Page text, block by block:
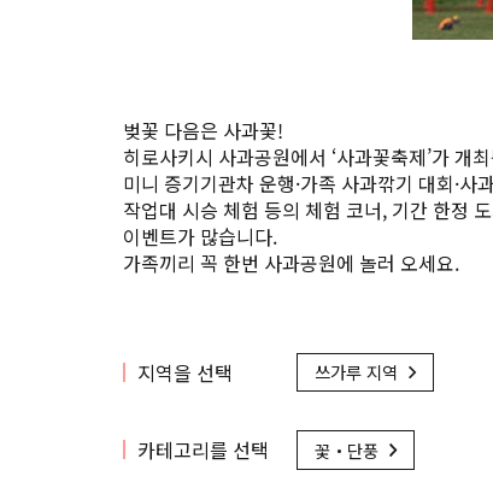
벚꽃 다음은 사과꽃!
히로사키시 사과공원에서 ‘사과꽃축제’가 개
미니 증기기관차 운행·가족 사과깎기 대회·
작업대 시승 체험 등의 체험 코너, 기간 한정
이벤트가 많습니다.
가족끼리 꼭 한번 사과공원에 놀러 오세요.
지역을 선택 쓰가루 지역
카테고리를 선택 꽃・단풍